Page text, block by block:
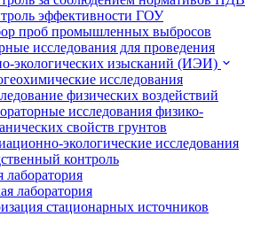
эффективности ГОУ
проб промышленных выбросов
исследования для проведения
экологических изысканий (ИЭИ)
исследования
физических воздействий
исследования физико-
свойств грунтов
экологические исследования
контроль
лаборатория
лаборатория
стационарных источников